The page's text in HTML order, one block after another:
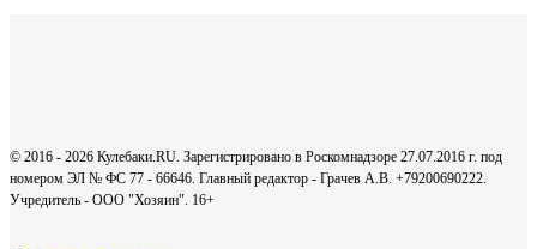
© 2016 - 2026 Кулебаки.RU. Зарегистрировано в Роскомнадзоре 27.07.2016 г. под
номером ЭЛ № ФС 77 - 66646. Главный редактор - Грачев А.В. +79200690222.
Учредитель - ООО "Хозяин". 16+